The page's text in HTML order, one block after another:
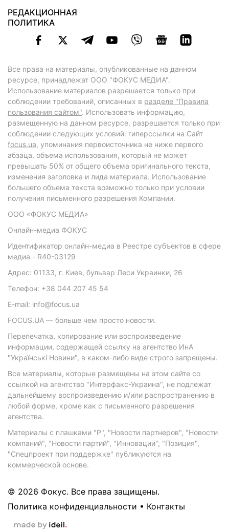
РЕДАКЦИОННАЯ
ПОЛИТИКА
Все права на материалы, опубликованные на данном
ресурсе, принадлежат ООО "ФОКУС МЕДИА".
Использование материалов разрешается только при
соблюдении требований, описанных в разделе "Правила
пользования сайтом". Использовать информацию,
размещенную на данном ресурсе, разрешается только при
соблюдении следующих условий: гиперссылки на Сайт
focus.ua, упоминания первоисточника не ниже первого
абзаца, объема использования, который не может
превышать 50% от общего объема оригинального текста,
изменения заголовка и лида материала. Использование
большего объема текста возможно только при условии
получения письменного разрешения Компании.
ООО «ФОКУС МЕДИА»
Онлайн-медиа ФОКУС
Идентификатор онлайн-медиа в Реестре субъектов в сфере
медиа - R40-03129
Адрес: 01133, г. Киев, бульвар Леси Украинки, 26
Телефон: +38 044 207 45 54
E-mail: info@focus.ua
FOCUS.UA — больше чем просто новости.
Перепечатка, копирование или воспроизведение
информации, содержащей ссылку на агентство ИнА
"Українські Новини", в каком-либо виде строго запрещены.
Все материалы, которые размещены на этом сайте со
ссылкой на агентство "Интерфакс-Украина", не подлежат
дальнейшему воспроизведению и/или распространению в
любой форме, кроме как с письменного разрешения
агентства.
Материалы с плашками "Р", "Новости партнеров", "Новости
компаний", "Новости партий", "Инновации", "Позиция",
"Спецпроект при поддержке" публикуются на
коммерческой основе.
© 2026 Фокус. Все права защищены.
Политика конфиденциальности • Контакты